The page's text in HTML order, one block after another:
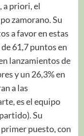
a priori, el
zamorano. Su
a favor en estas
61,7 puntos en
lanzamientos de
y un 26,3% en
a las
es el equipo
Su
puesto, con